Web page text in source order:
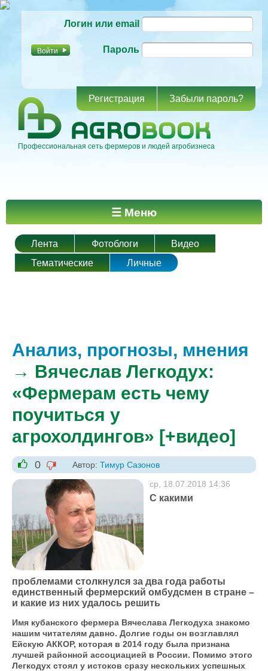
основному
Логин или email
Пароль
Регистрация Забыли пароль?
Профессиональная сеть фермеров и людей агробизнеса
Главное меню ☰ Меню
Лента Фотоблоги
Видео
Тематические
Личные
Анализ, прогнозы, мнения
→ Вячеслав Легкодух:
«Фермерам есть чему
поучиться у
агрохолдингов» [+видео]
+1
0
-1
Автор: Тимур Сазонов
ср, 18.07.2018 14:36
С какими
проблемами столкнулся за два года работы
единственный фермерский омбудсмен в стране –
и какие из них удалось решить
Имя кубанского фермера Вячеслава Легкодуха знакомо
нашим читателям давно. Долгие годы он возглавлял
Ейскую АККОР, которая в 2014 году была признана
лучшей районной ассоциацией в России. Помимо этого
Легкодух стоял у истоков сразу нескольких успешных